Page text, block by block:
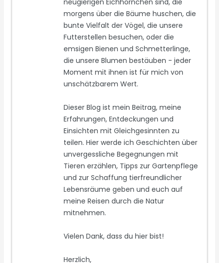
neugierigen Eichhörnchen sind, die
morgens über die Bäume huschen, die
bunte Vielfalt der Vögel, die unsere
Futterstellen besuchen, oder die
emsigen Bienen und Schmetterlinge,
die unsere Blumen bestäuben - jeder
Moment mit ihnen ist für mich von
unschätzbarem Wert.
Dieser Blog ist mein Beitrag, meine
Erfahrungen, Entdeckungen und
Einsichten mit Gleichgesinnten zu
teilen. Hier werde ich Geschichten über
unvergessliche Begegnungen mit
Tieren erzählen, Tipps zur Gartenpflege
und zur Schaffung tierfreundlicher
Lebensräume geben und euch auf
meine Reisen durch die Natur
mitnehmen.
Vielen Dank, dass du hier bist!
Herzlich,